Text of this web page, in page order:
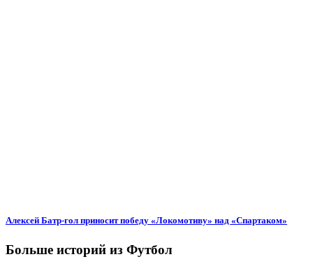
Алексей Батр-гол приносит победу «Локомотиву» над «Спартаком»
Больше историй из Футбол